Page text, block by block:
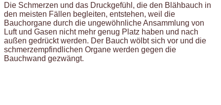
Die Schmerzen und das Druckgefühl, die den Blähbauch in
den meisten Fällen begleiten, entstehen, weil die
Bauchorgane durch die ungewöhnliche Ansammlung von
Luft und Gasen nicht mehr genug Platz haben und nach
außen gedrückt werden. Der Bauch wölbt sich vor und die
schmerzempfindlichen Organe werden gegen die
Bauchwand gezwängt.